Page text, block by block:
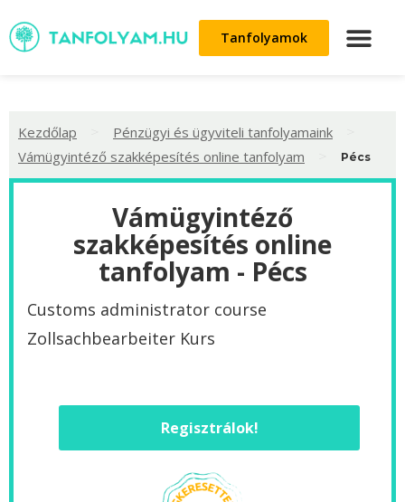
Tanfolyamok
Kezdőlap Pénzügyi és ügyviteli tanfolyamaink
Vámügyintéző szakképesítés online tanfolyam Pécs
Vámügyintéző
szakképesítés online
tanfolyam - Pécs
Customs administrator course
Zollsachbearbeiter Kurs
Regisztrálok!